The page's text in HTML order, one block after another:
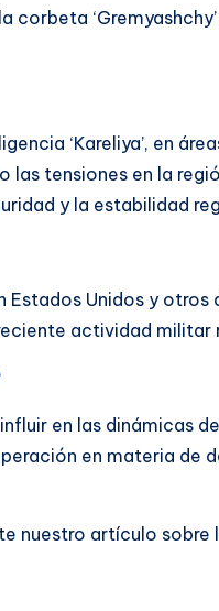
corbeta
‘Kareliya’, en
las tensiones en la
y la estabilidad
Unidos y otros
actividad militar
en las dinámicas
en materia de
nuestro artículo sobre